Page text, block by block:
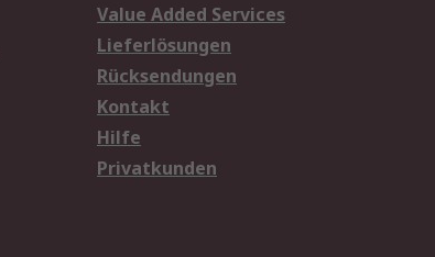
Value Added Services
Lieferlösungen
Rücksendungen
Kontakt
Hilfe
Privatkunden